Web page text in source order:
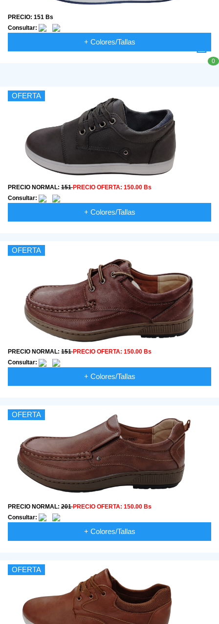
PRECIO: 151 Bs
Consultar:
+ Colores/Tallas
OFERTA
PRECIO NORMAL: 151PRECIO OFERTA: 150.00 Bs
Consultar:
+ Colores/Tallas
OFERTA
PRECIO NORMAL: 151PRECIO OFERTA: 150.00 Bs
Consultar:
+ Colores/Tallas
OFERTA
PRECIO NORMAL: 201PRECIO OFERTA: 150.00 Bs
Consultar:
+ Colores/Tallas
OFERTA
0